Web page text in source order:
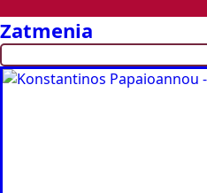
Zatmenia